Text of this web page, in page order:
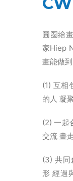
PARENTS’
IMPACT
HOME PAGE
圓圈繪
家Hiep
畫能做到
(1) 互相
的人 凝
(2) 一起
交流 畫
(3) 共同
形 經過